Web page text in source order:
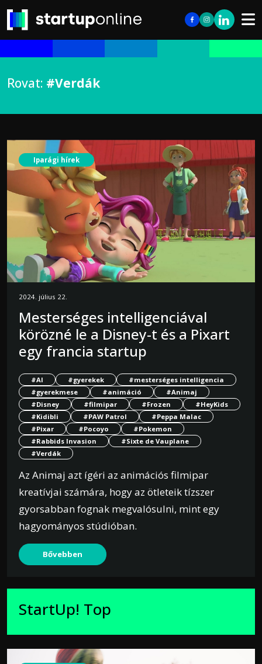
Rovat: #Verdák
Iparági hírek
2024. július 22.
Mesterséges intelligenciával
körözné le a Disney-t és a Pixart
egy francia startup
#AI #gyerekek
#mesterséges intelligencia
#gyerekmese
#animáció
#Animaj
#Disney
#filmipar #Frozen
#HeyKids
#Kidibli
#PAW Patrol
#Peppa Malac
#Pixar
#Pocoyo
#Pokemon
#Rabbids Invasion
#Sixte de Vauplane
#Verdák
Az Animaj azt ígéri az animációs filmipar
kreatívjai számára, hogy az ötleteik tízszer
gyorsabban fognak megvalósulni, mint egy
hagyományos stúdióban.
Bővebben
StartUp! Top